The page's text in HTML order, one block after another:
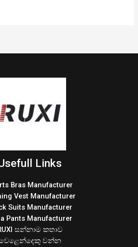
Links
Bras Manufacturer
Vest Manufacturer
Suits Manufacturer
Pants Manufacturer
සන්නාම කතාව
වන්න